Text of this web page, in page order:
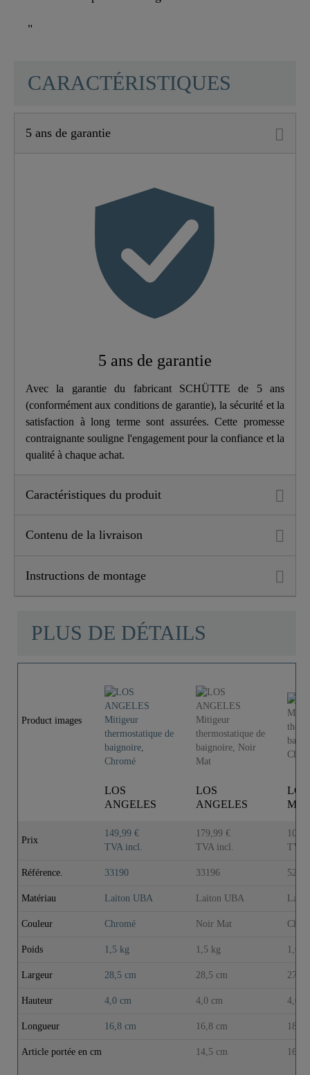
"
Matériau Laiton UBA
Chromé
1,5 Kg
28,5 Cm
4,0 Cm
CARACTÉRISTIQUES
5 ans de garantie
5 ans de garantie
Avec la garantie du fabricant SCHÜTTE de 5 ans
(conformément aux conditions de garantie), la sécurité et la
satisfaction à long terme sont assurées. Cette promesse
contraignante souligne l'engagement pour la confiance et la
qualité à chaque achat.
Caractéristiques du produit
Contenu de la livraison
Instructions de montage
PLUS DE DÉTAILS
Product images
LOS
ANGELES
thermostatique
de baignoire,
LOS
ANGELES
thermostatique
de baignoire,
de
Prix
149,99 €
TVA incl.
179,99 €
TVA incl.
TVA
Référence. 33190 33196
Matériau Laiton UBA Laiton UBA
Couleur Chromé Noir Mat
Poids 1,5 kg 1,5 kg 1,6
Largeur 28,5 cm 28,5 cm 27,5
Hauteur 4,0 cm 4,0 cm 4,0
Longueur 16,8 cm 16,8 cm 18,0
Article portée en cm 14,5 cm 16,5